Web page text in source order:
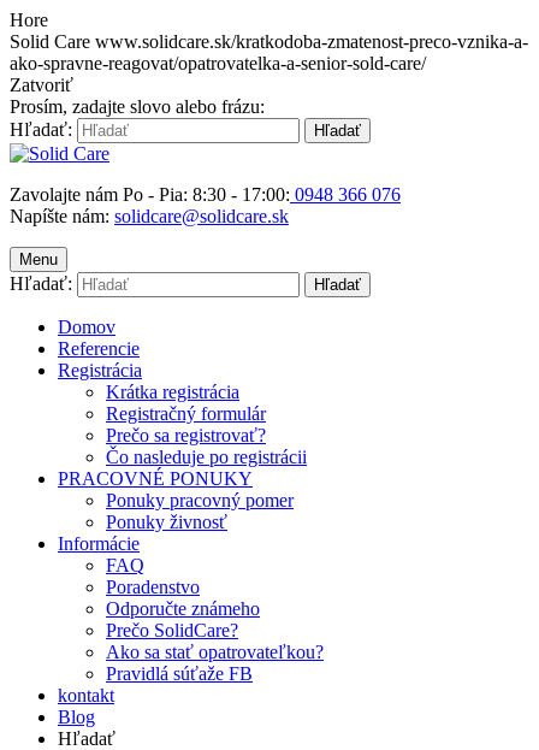
Hore
Solid Care www.solidcare.sk/kratkodoba-zmatenost-preco-vznika-a-
ako-spravne-reagovat/opatrovatelka-a-senior-sold-care/
Zatvoriť
Prosím, zadajte slovo alebo frázu:
Hľadať:
Hľadať
Zavolajte nám Po - Pia: 8:30 - 17:00: 0948 366 076
Napíšte nám: solidcare@solidcare.sk
Menu
Hľadať: Hľadať
Domov
Referencie
Registrácia
Krátka registrácia
Registračný formulár
Prečo sa registrovať?
Čo nasleduje po registrácii
PRACOVNÉ PONUKY
Ponuky pracovný pomer
Ponuky živnosť
Informácie
FAQ
Poradenstvo
Odporučte známeho
Prečo SolidCare?
Ako sa stať opatrovateľkou?
Pravidlá súťaže FB
kontakt
Blog
Hľadať